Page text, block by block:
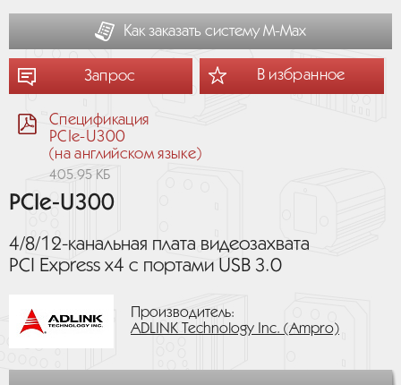
Как заказать систему М-Мах
Запрос В избранное
Спецификация
PCIe-U300
(на английском языке)
405.95 КБ
PCIe-U300
4/8/12-канальная плата видеозахвата
PCI Express x4 с портами USB 3.0
Производитель:
ADLINK Technology Inc. (Ampro)